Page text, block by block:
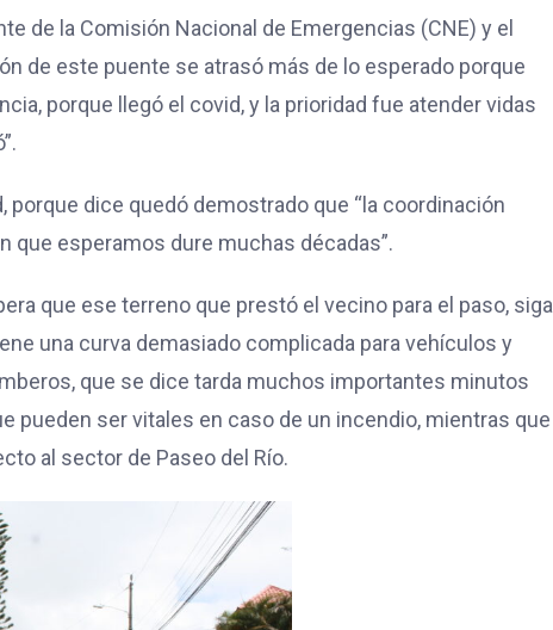
de la Comisión Nacional de Emergencias (CNE) y el
de este puente se atrasó más de lo esperado porque
porque llegó el covid, y la prioridad fue atender vidas
porque dice quedó demostrado que “la coordinación
esperamos dure muchas décadas”.
que ese terreno que prestó el vecino para el paso, siga
una curva demasiado complicada para vehículos y
que se dice tarda muchos importantes minutos
pueden ser vitales en caso de un incendio, mientras que
al sector de Paseo del Río.